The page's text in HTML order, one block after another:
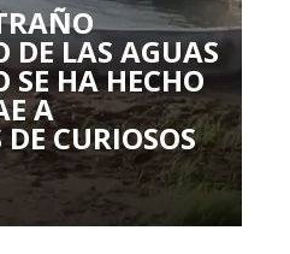
LAS AGUAS
SE HA HECHO
A
CURIOSOS